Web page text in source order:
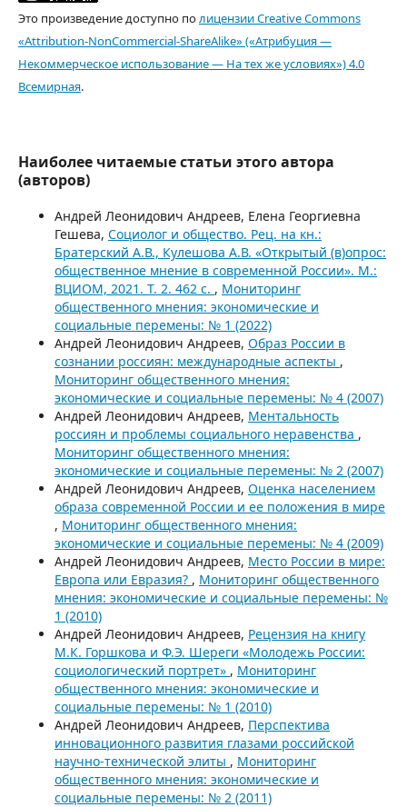
Это произведение доступно полицензии Creative Commons
«Attribution-NonCommercial-ShareAlike» («Атрибуция —
Некоммерческое использование — На тех же условиях») 4.0
Всемирная.
Наиболее читаемые статьи этого автора
(авторов)
Андрей Леонидович Андреев, Елена Георгиевна
Гешева, Социолог и общество. Рец. на кн.:
Братерский А.В., Кулешова А.В. «Открытый (в)опрос:
общественное мнение в современной России». М.:
ВЦИОМ, 2021. Т. 2. 462 с. , Мониторинг
общественного мнения: экономические и
социальные перемены: № 1 (2022)
Андрей Леонидович Андреев, Образ России в
сознании россиян: международные аспекты ,
Мониторинг общественного мнения:
экономические и социальные перемены: № 4 (2007)
Андрей Леонидович Андреев, Ментальность
россиян и проблемы социального неравенства ,
Мониторинг общественного мнения:
экономические и социальные перемены: № 2 (2007)
Андрей Леонидович Андреев, Оценка населением
образа современной России и ее положения в мире
, Мониторинг общественного мнения:
экономические и социальные перемены: № 4 (2009)
Андрей Леонидович Андреев, Место России в мире:
Европа или Евразия? , Мониторинг общественного
мнения: экономические и социальные перемены: №
1 (2010)
Андрей Леонидович Андреев, Рецензия на книгу
М.К. Горшкова и Ф.Э. Шереги «Молодежь России:
социологический портрет» , Мониторинг
общественного мнения: экономические и
социальные перемены: № 1 (2010)
Андрей Леонидович Андреев, Перспектива
инновационного развития глазами российской
научно-технической элиты , Мониторинг
общественного мнения: экономические и
социальные перемены: № 2 (2011)